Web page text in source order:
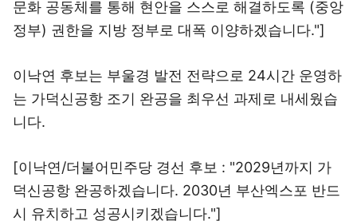
문화 공동체를 통해 현안을 스스로 해결하도록 (중앙
정부) 권한을 지방 정부로 대폭 이양하겠습니다."]
이낙연 후보는 부울경 발전 전략으로 24시간 운영하
는 가덕신공항 조기 완공을 최우선 과제로 내세웠습
니다.
[이낙연/더불어민주당 경선 후보 : "2029년까지 가
덕신공항 완공하겠습니다. 2030년 부산엑스포 반드
시 유치하고 성공시키겠습니다."]